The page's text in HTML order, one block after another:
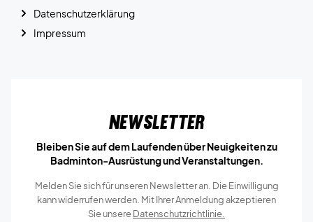
Datenschutzerklärung
Impressum
Newsletter
Bleiben Sie auf dem Laufenden über Neuigkeiten zu
Badminton-Ausrüstung und Veranstaltungen.
Melden Sie sich für unseren Newsletter an. Die Einwilligung
kann widerrufen werden. Mit Ihrer Anmeldung akzeptieren
Sie unsereDatenschutzrichtlinie.